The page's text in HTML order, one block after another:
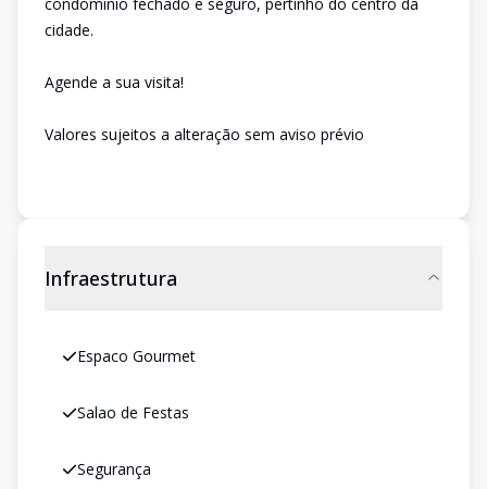
cidade.
Agende a sua visita!
Valores sujeitos a alteração sem aviso prévio
Infraestrutura
Espaco Gourmet
Salao de Festas
Segurança